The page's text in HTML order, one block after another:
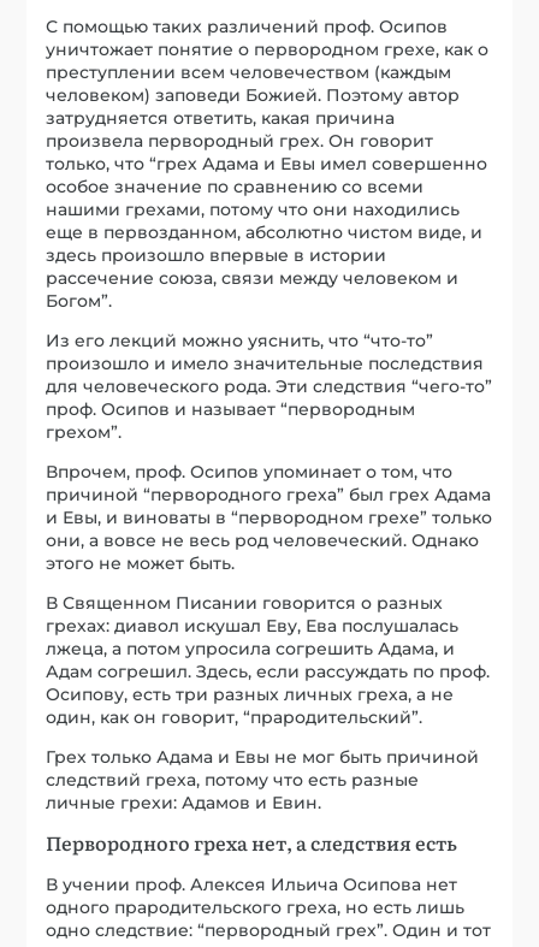
С помощью таких различений проф. Осипов
уничтожает понятие о первородном грехе, как о
преступлении всем человечеством (каждым
человеком) заповеди Божией. Поэтому автор
затрудняется ответить, какая причина
произвела первородный грех. Он говорит
только, что “грех Адама и Евы имел совершенно
особое значение по сравнению со всеми
нашими грехами, потому что они находились
еще в первозданном, абсолютно чистом виде, и
здесь произошло впервые в истории
рассечение союза, связи между человеком и
Богом”.
Из его лекций можно уяснить, что “что-то”
произошло и имело значительные последствия
для человеческого рода. Эти следствия “чего-то”
проф. Осипов и называет “первородным
грехом”.
Впрочем, проф. Осипов упоминает о том, что
причиной “первородного греха” был грех Адама
и Евы, и виноваты в “первородном грехе” только
они, а вовсе не весь род человеческий. Однако
этого не может быть.
В Священном Писании говорится о разных
грехах: диавол искушал Еву, Ева послушалась
лжеца, а потом упросила согрешить Адама, и
Адам согрешил. Здесь, если рассуждать по проф.
Осипову, есть три разных личных греха, а не
один, как он говорит, “прародительский”.
Грех только Адама и Евы не мог быть причиной
следствий греха, потому что есть разные
личные грехи: Адамов и Евин.
Первородного греха нет, а следствия есть
В учении проф. Алексея Ильича Осипова нет
одного прародительского греха, но есть лишь
одно следствие: “первородный грех”. Один и тот